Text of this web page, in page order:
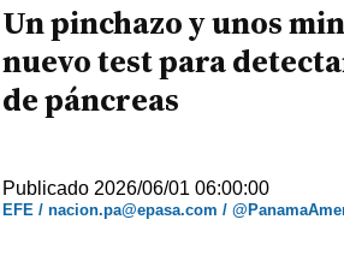
Un pinchazo y unos
nuevo test para
de páncreas
Publicado 2026/06/01 06:00:00
EFE / nacion.pa@epasa.com /